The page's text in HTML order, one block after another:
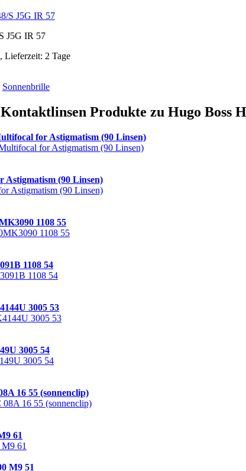
J5G IR 57
Lieferzeit: 2 Tage
Sonnenbrille
Produkte zu Hugo Boss
for Astigmatism (90 Linsen)
Astigmatism (90 Linsen)
1108 55
1108 54
3005 53
3005 54
16 55 (sonnenclip)
61
M9 51